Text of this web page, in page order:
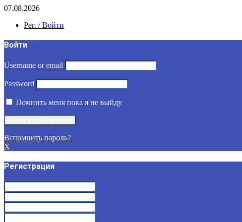
07.08.2026
Рег. / Войти
Войти
Username or email
Password
Помнить меня пока я не выйду
Вспомнить пароль?
X
Регистрация